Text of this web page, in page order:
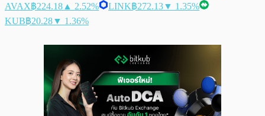
AVAX฿224.18 ▲ 2.52% LINK฿272.13▼ 1.35%
KUB฿20.28▼ 1.36%